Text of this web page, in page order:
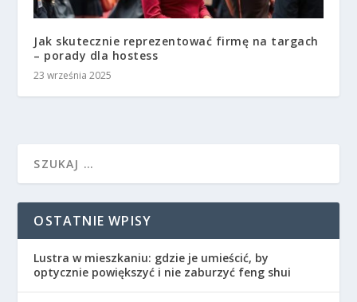
Jak skutecznie reprezentować firmę na targach
– porady dla hostess
23 września 2025
OSTATNIE WPISY
Lustra w mieszkaniu: gdzie je umieścić, by
optycznie powiększyć i nie zaburzyć feng shui